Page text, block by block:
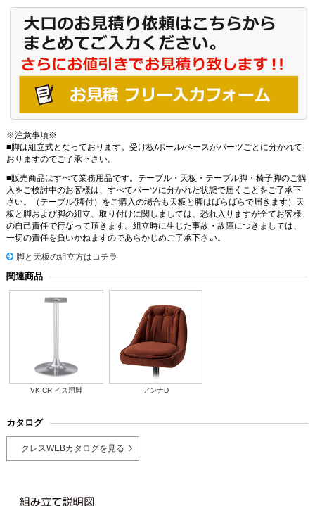
※注意事項※
■脚は組立式となっております。受け板/ポール/ベースがパーツごとに分かれて
おりますのでご了承下さい。
■販売商品はすべて業務用品です。テーブル・天板・テーブル脚・椅子脚のご購
入をご検討中のお客様は、すべてパーツに分かれた状態で届くことをご了承下
さい。（テーブル(脚付）をご購入の場合も天板と脚はばらばらで届きます）天
板と脚および脚の組立、取り付けに関しましては、恐れ入りますが全てお客様
の自己責任で行なって頂きます。組立時に生じた事故・故障につきましては、
一切の責任を負いかねますのであらかじめご了承下さい。
脚と天板の組立方はコチラ
関連商品
VK-CR イス用脚 アンナD
カタログ
クレスWEBカタログを見る